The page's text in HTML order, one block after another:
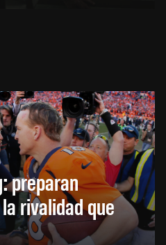
preparan
rivalidad que